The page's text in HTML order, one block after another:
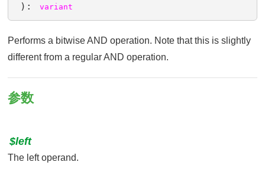
):
variant
Performs a bitwise AND operation. Note that this is slightly
different from a regular AND operation.
参数
$left
The left operand.